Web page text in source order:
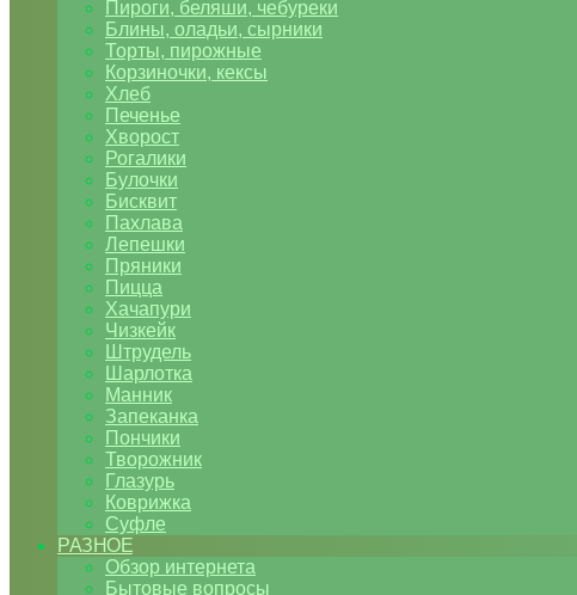
Пироги, беляши, чебуреки
Блины, оладьи, сырники
Торты, пирожные
Корзиночки, кексы
Хлеб
Печенье
Хворост
Рогалики
Булочки
Бисквит
Пахлава
Лепешки
Пряники
Пицца
Хачапури
Чизкейк
Штрудель
Шарлотка
Манник
Запеканка
Пончики
Творожник
Глазурь
Коврижка
Суфле
РАЗНОЕ
Обзор интернета
Бытовые вопросы